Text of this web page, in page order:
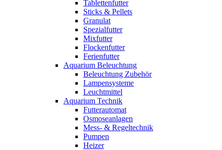
Tablettenfutter
Sticks & Pellets
Granulat
Spezialfutter
Mixfutter
Flockenfutter
Ferienfutter
Aquarium Beleuchtung
Beleuchtung Zubehör
Lampensysteme
Leuchtmittel
Aquarium Technik
Futterautomat
Osmoseanlagen
Mess- & Regeltechnik
Pumpen
Heizer